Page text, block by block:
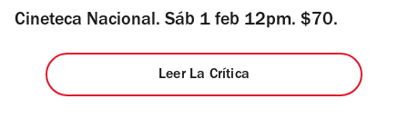
Cineteca Nacional. Sáb 1 feb 12pm. $70.
Leer La Crítica